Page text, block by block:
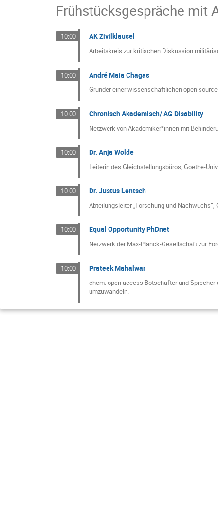
Frühstücksgespräche mit
10:00 AK Zivilklausel
Arbeitskreis zur kritischen Diskussion
10:00 André Maia Chagas
Gründer einer wissenschaftlichen open
10:00 Chronisch Akademisch/ AG Disability
Netzwerk von Akademiker*innen mit
10:00 Dr. Anja Wolde
Leiterin des Gleichstellungsbüros, Goethe-
10:00 Dr. Justus Lentsch
Abteilungsleiter „Forschung und
10:00 Equal Opportunity PhDnet
Netzwerk der Max-Planck-Gesellschaft zur
10:00 Prateek Mahalwar
ehem. open access Botschafter und Sprecher
umzuwandeln.